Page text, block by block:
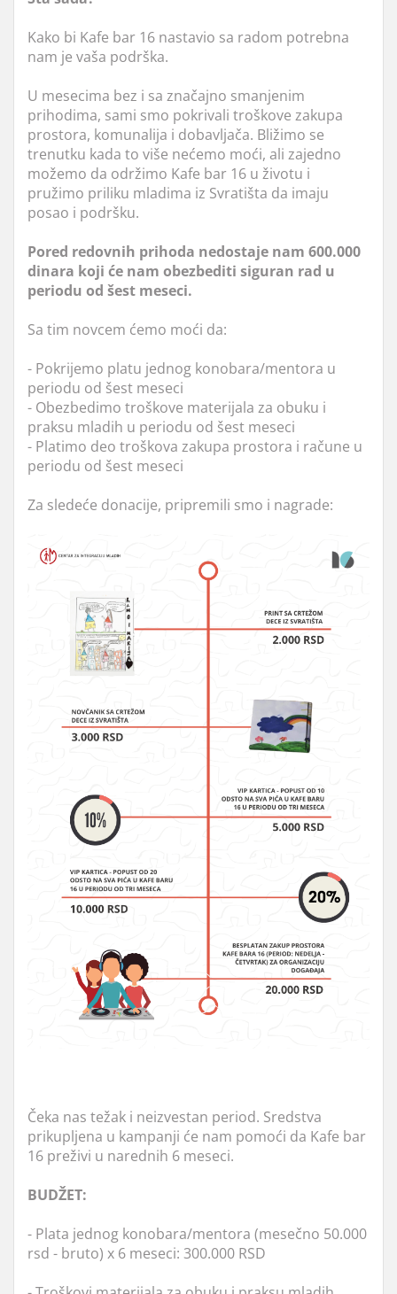
Kako bi Kafe bar 16 nastavio sa radom potrebna
nam je vaša podrška.
U mesecima bez i sa značajno smanjenim
prihodima, sami smo pokrivali troškove zakupa
prostora, komunalija i dobavljača. Bližimo se
trenutku kada to više nećemo moći, ali zajedno
možemo da održimo Kafe bar 16 u životu i
pružimo priliku mladima iz Svratišta da imaju
posao i podršku.
Pored redovnih prihoda nedostaje nam 600.000
dinara koji će nam obezbediti siguran rad u
periodu od šest meseci.
Sa tim novcem ćemo moći da:
- Pokrijemo platu jednog konobara/mentora u
periodu od šest meseci
- Obezbedimo troškove materijala za obuku i
praksu mladih u periodu od šest meseci
- Platimo deo troškova zakupa prostora i račune u
periodu od šest meseci
Za sledeće donacije, pripremili smo i nagrade:
Čeka nas težak i neizvestan period. Sredstva
prikupljena u kampanji će nam pomoći da Kafe bar
16 preživi u narednih 6 meseci.
BUDŽET:
- Plata jednog konobara/mentora (mesečno 50.000
rsd - bruto) x 6 meseci: 300.000 RSD